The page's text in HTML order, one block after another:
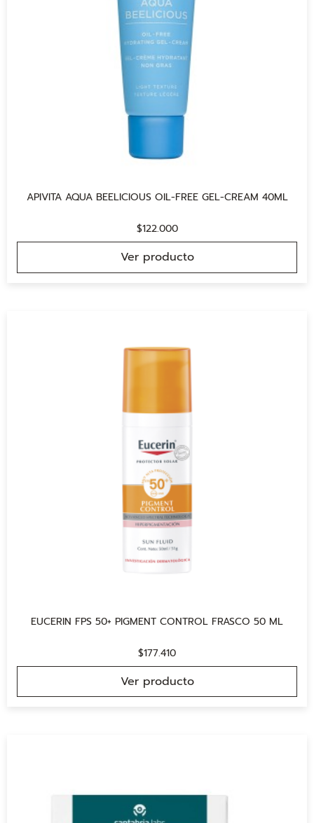
APIVITA AQUA BEELICIOUS OIL-FREE GEL-CREAM 40ML
$122.000
Ver producto
EUCERIN FPS 50+ PIGMENT CONTROL FRASCO 50 ML
$177.410
Ver producto